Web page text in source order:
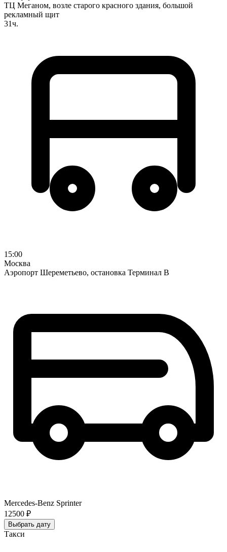
ТЦ Меганом, возле старого красного здания, большой
рекламный щит
31ч.
15:00
Москва
Аэропорт Шереметьево, остановка Терминал В
Mercedes-Benz Sprinter
12500 ₽
Выбрать дату
Такси